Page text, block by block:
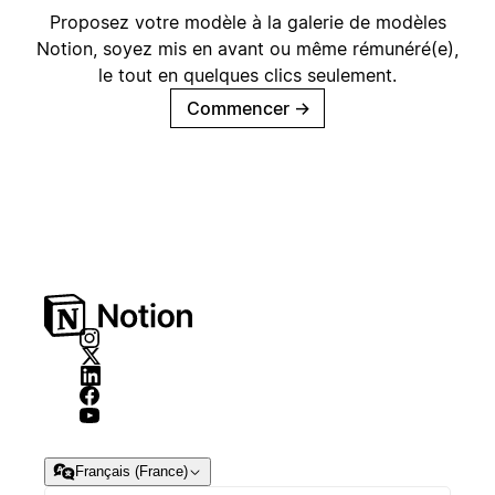
Proposez votre modèle à la galerie de modèles
Notion, soyez mis en avant ou même rémunéré(e),
le tout en quelques clics seulement.
Commencer →
Français (France)